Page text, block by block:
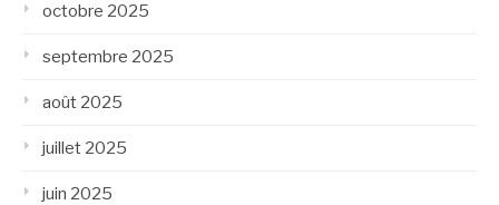
octobre 2025
septembre 2025
août 2025
juillet 2025
juin 2025